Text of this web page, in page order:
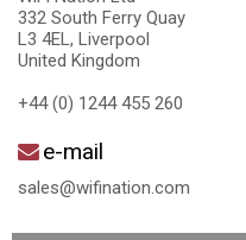
332 South Ferry Quay
L3 4EL, Liverpool
United Kingdom
+44 (0) 1244 455 260
e-mail
sales@wifination.com